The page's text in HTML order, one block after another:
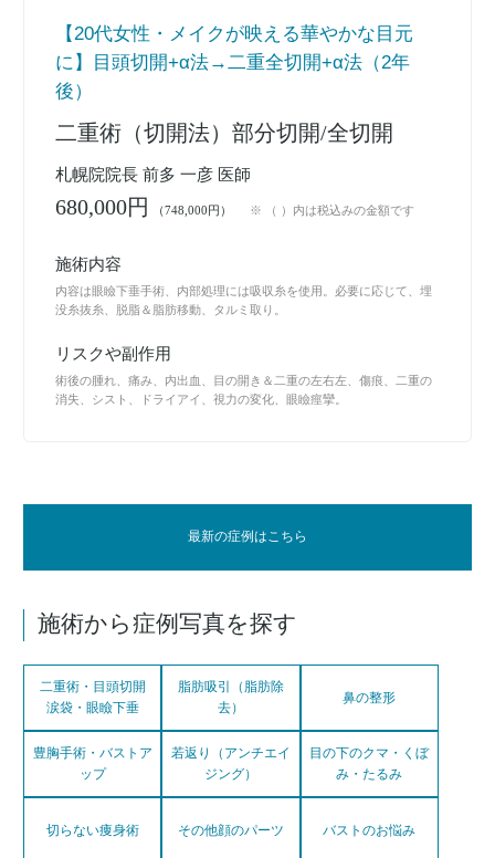
【20代女性・メイクが映える華やかな目元
に】目頭切開+α法→二重全切開+α法（2年
後）
二重術（切開法）部分切開/全切開
札幌院院長 前多 一彦 医師
680,000円 （748,000円） ※ （ ）内は税込みの金額です
施術内容
内容は眼瞼下垂手術、内部処理には吸収糸を使用。必要に応じて、埋
没糸抜糸、脱脂＆脂肪移動、タルミ取り。
リスクや副作用
術後の腫れ、痛み、内出血、目の開き＆二重の左右左、傷痕、二重の
消失、シスト、ドライアイ、視力の変化、眼瞼痙攣。
最新の症例はこちら
施術から症例写真を探す
二重術・目頭切開
涙袋・眼瞼下垂
脂肪吸引（脂肪除
去）
鼻の整形
豊胸手術・バストア
ップ
若返り（アンチエイ
ジング）
目の下のクマ・くぼ
み・たるみ
切らない痩身術 その他顔のパーツ バストのお悩み